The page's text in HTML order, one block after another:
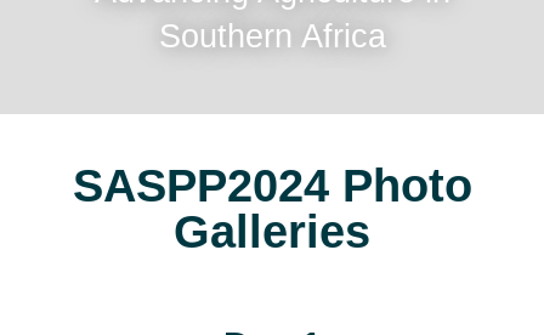
Southern Africa
SASPP2024 Photo
Galleries